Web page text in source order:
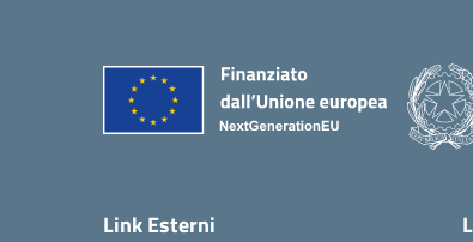
Link Esterni